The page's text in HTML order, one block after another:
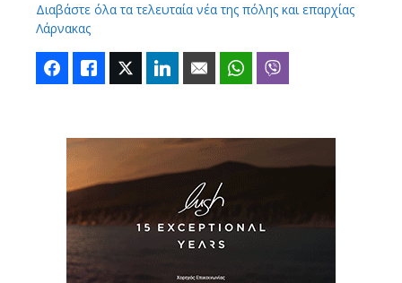
Διαβάστε όλα τα τελευταία νέα της πόλης και επαρχίας
Λάρνακας
FacebookLike Twitter LinkedIn Email WhatsApp